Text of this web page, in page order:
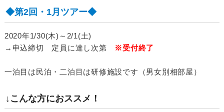
◆第2回・1月ツアー◆
2020年1/30(木)～2/1(土)
→申込締切 定員に達し次第 ※受付終了
一泊目は民泊・二泊目は研修施設です（男女別相部屋）
↓こんな方におススメ！